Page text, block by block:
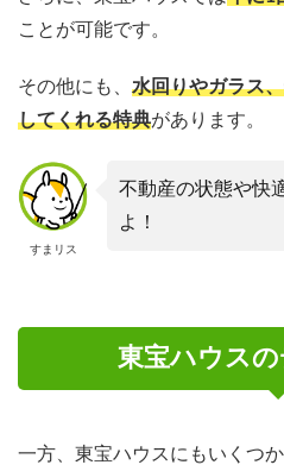
ことが可能です。
その他にも、 水回りやガラス
してくれる特典があります。
すまリス
不動産の状態や快
よ！
東宝ハウス
一方、東宝ハウスにもいくつ